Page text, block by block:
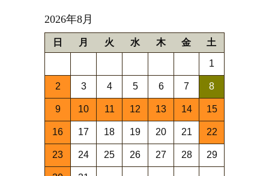
2026年8月
日 月 火 水 木 金 土
1
2 3 4 5 6 7 8
9 10 11 12 13 14 15
16 17 18 19 20 21 22
23 24 25 26 27 28 29